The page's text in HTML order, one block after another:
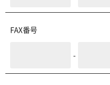
FAX番号
-